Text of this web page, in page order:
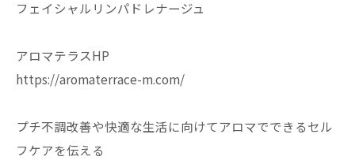
フェイシャルリンパドレナージュ
アロマテラスHP
https://aromaterrace-m.com/
プチ不調改善や快適な生活に向けてアロマでできるセル
フケアを伝える